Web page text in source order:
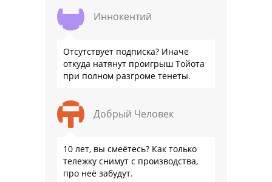
официальном бланке …
Иннокентий
Отсутствует подписка? Иначе
откуда натянут проигрыш Тойота
при полном разгроме тенеты.
Добрый Человек
10 лет, вы смеётесь? Как только
тележку снимут с производства,
про неё забудут.